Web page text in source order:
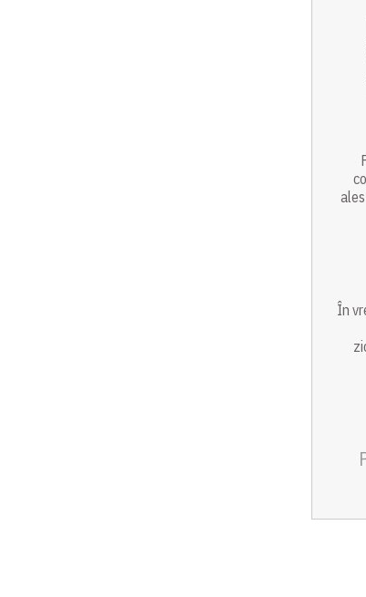
În